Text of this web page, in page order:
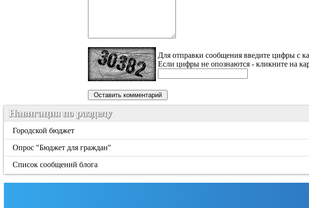
Для отправки сообщения введите цифры с
Если цифры не опознаются - кликните на
Навигация по разделу
Городской бюджет
Опрос "Бюджет для граждан"
Список сообщений блога